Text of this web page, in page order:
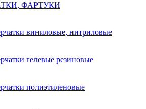
ФАРТУКИ
виниловые, нитриловые
гелевые резиновые
полиэтиленовые